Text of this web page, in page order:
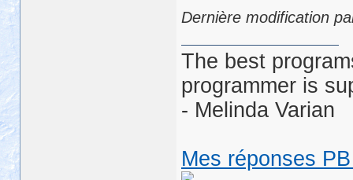
Dernière modification
The best
programmer is
- Melinda Varian
Mes réponses